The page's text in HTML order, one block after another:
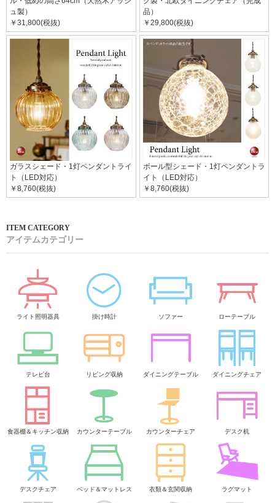
ュ製）
￥31,800(税抜)
品）
￥29,800(税抜)
ガラスシェード・1灯ペンダントライ
ト（LED対応）
￥8,760(税抜)
ボール型シェード・1灯ペンダントラ
イト（LED対応）
￥8,760(税抜)
アイテムカテゴリー
ライト照明器具 掛け時計 ソファー ローテーブル
テレビ台 リビング収納 ダイニングテーブル ダイニングチェア
食器棚＆キッチン収納 カウンターテーブル カウンターチェア デスク机
デスクチェア ベッド＆マットレス 衣類＆玄関収納 ラグマット